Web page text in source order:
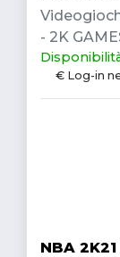
- 2K
€ Log-in
NBA 2K21